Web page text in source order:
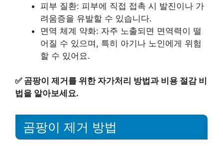
피부 질환: 피부에 직접 접촉 시 발진이나 가
려움증을 유발할 수 있습니다.
면역 체계 약화: 자주 노출되면 면역력이 떨
어질 수 있으며, 특히 아기나 노인에게 위험
할 수 있어요.
✅ 곰팡이 제거를 위한 자가처리 방법과 비용 절감 비
법을 알아보세요.
곰팡이 제거 방법